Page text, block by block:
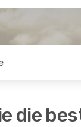
die